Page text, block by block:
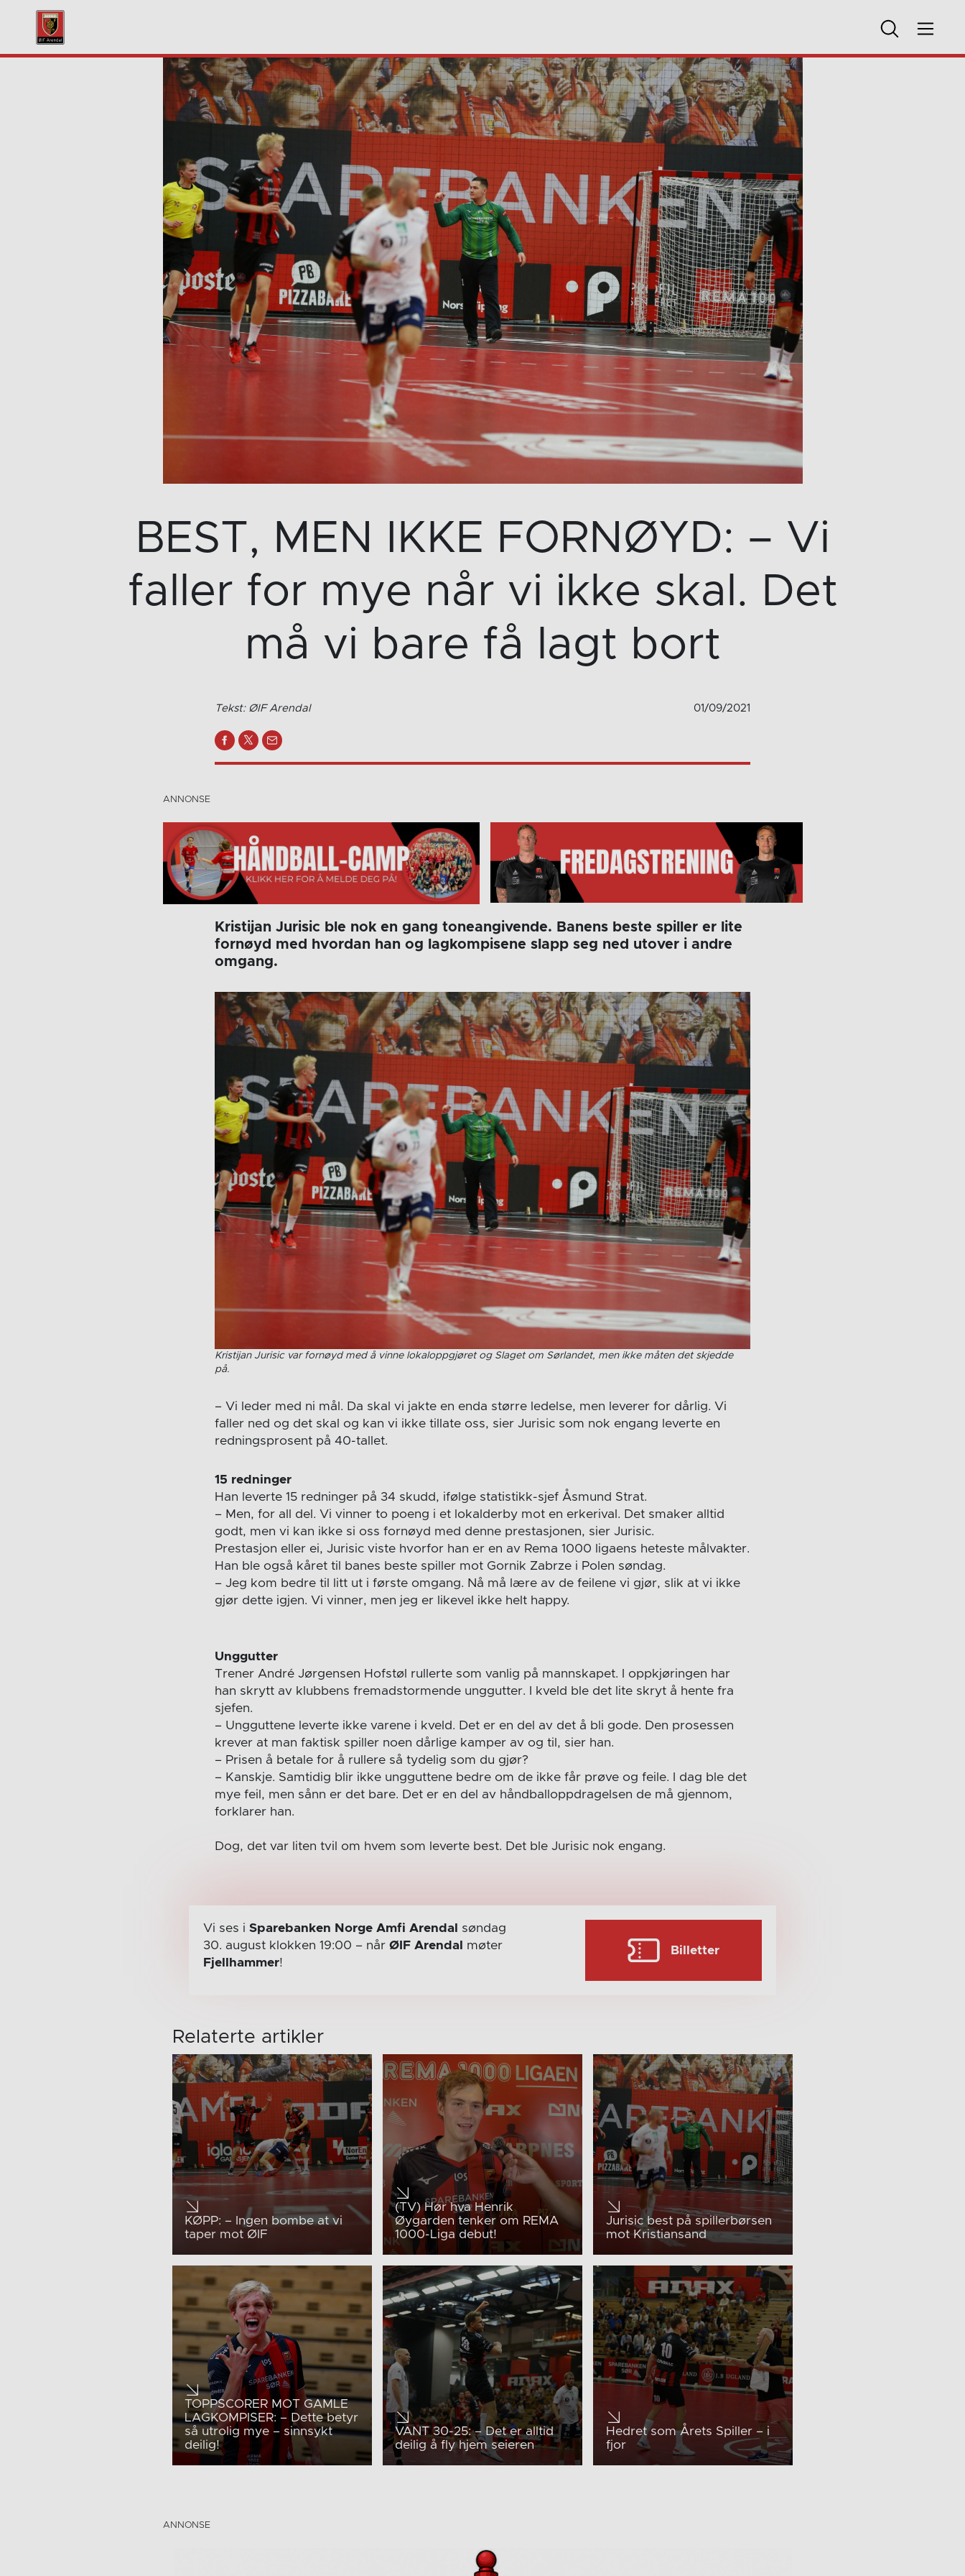
BEST, MEN IKKE FORNØYD: – Vi
faller for mye når vi ikke skal. Det
må vi bare få lagt bort
Tekst: ØIF Arendal 01/09/2021
Kristijan Jurisic ble nok en gang toneangivende. Banens beste spiller er lite
fornøyd med hvordan han og lagkompisene slapp seg ned utover i andre
omgang.
Kristijan Jurisic var fornøyd med å vinne lokaloppgjøret og Slaget om Sørlandet, men ikke måten det skjedde
på.
– Vi leder med ni mål. Da skal vi jakte en enda større ledelse, men leverer for dårlig. Vi
faller ned og det skal og kan vi ikke tillate oss, sier Jurisic som nok engang leverte en
redningsprosent på 40-tallet.
15 redninger
Han leverte 15 redninger på 34 skudd, ifølge statistikk-sjef Åsmund Strat.
– Men, for all del. Vi vinner to poeng i et lokalderby mot en erkerival. Det smaker alltid
godt, men vi kan ikke si oss fornøyd med denne prestasjonen, sier Jurisic.
Prestasjon eller ei, Jurisic viste hvorfor han er en av Rema 1000 ligaens heteste målvakter.
Han ble også kåret til banes beste spiller mot Gornik Zabrze i Polen søndag.
– Jeg kom bedre til litt ut i første omgang. Nå må lære av de feilene vi gjør, slik at vi ikke
gjør dette igjen. Vi vinner, men jeg er likevel ikke helt happy.
Unggutter
Trener André Jørgensen Hofstøl rullerte som vanlig på mannskapet. I oppkjøringen har
han skrytt av klubbens fremadstormende unggutter. I kveld ble det lite skryt å hente fra
sjefen.
– Ungguttene leverte ikke varene i kveld. Det er en del av det å bli gode. Den prosessen
krever at man faktisk spiller noen dårlige kamper av og til, sier han.
– Prisen å betale for å rullere så tydelig som du gjør?
– Kanskje. Samtidig blir ikke ungguttene bedre om de ikke får prøve og feile. I dag ble det
mye feil, men sånn er det bare. Det er en del av håndballoppdragelsen de må gjennom,
forklarer han.
Dog, det var liten tvil om hvem som leverte best. Det ble Jurisic nok engang.
Vi ses i Sparebanken Norge Amfi Arendal
søndag
30. august klokken 19:00 – når ØIF Arendal
møter
Fjellhammer!
Billetter
Relaterte artikler
KØPP: – Ingen bombe at vi
taper mot ØIF
(TV) Hør hva Henrik
Øygarden tenker om REMA
1000-Liga debut!
Jurisic best på spillerbørsen
mot Kristiansand
TOPPSCORER MOT GAMLE
LAGKOMPISER: – Dette betyr
så utrolig mye – sinnsykt
deilig!
VANT 30-25: – Det er alltid
deilig å fly hjem seieren
Hedret som Årets Spiller – i
fjor